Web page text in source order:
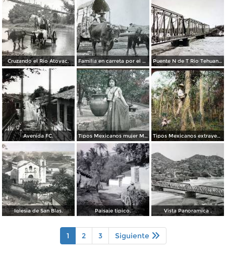
Cruzando el Rio Atoyac. Familia en carreta por el Fotógrafo Fox & Carmichael. Puente N de T Rio Tehuantepec.
Avenida FC. Tipos Mexicanos mujer Mexicana en traje tipico. Tipos Mexicanos extrayendo caucho.
Iglesia de San Blas. Paisaje tipico. Vista Panoramica .
1 2 3 Siguiente